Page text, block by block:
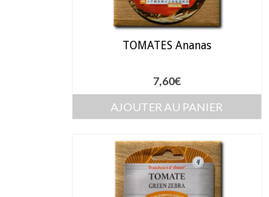
TOMATES Ananas
7,60€
AJOUTER AU PANIER